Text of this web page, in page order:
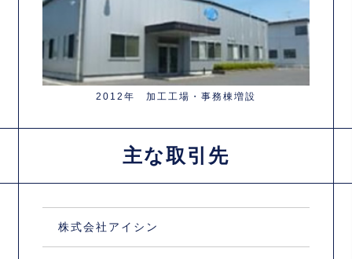
2012年 加工工場・事務棟増設
主な取引先
株式会社アイシン